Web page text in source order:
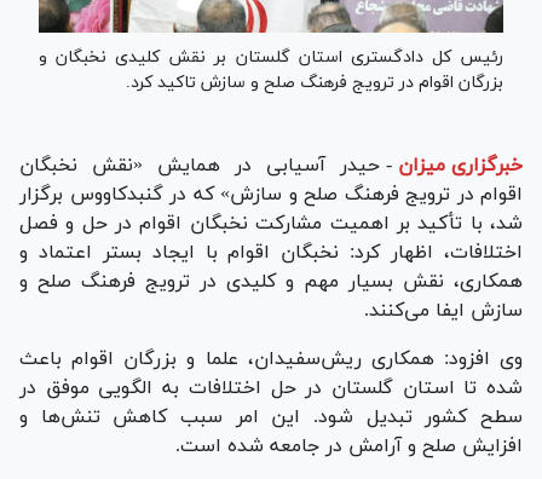
رئیس کل دادگستری استان گلستان بر نقش کلیدی نخبگان و
بزرگان اقوام در ترویج فرهنگ صلح و سازش تاکید کرد.
خبرگزاری میزان - حیدر آسیابی در همایش «نقش نخبگان
اقوام در ترویج فرهنگ صلح و سازش» که در گنبدکاووس برگزار
شد، با تأکید بر اهمیت مشارکت نخبگان اقوام در حل و فصل
اختلافات، اظهار کرد: نخبگان اقوام با ایجاد بستر اعتماد و
همکاری، نقش بسیار مهم و کلیدی در ترویج فرهنگ صلح و
سازش ایفا می‌کنند.
وی افزود: همکاری ریش‌سفیدان، علما و بزرگان اقوام باعث
شده تا استان گلستان در حل اختلافات به الگویی موفق در
سطح کشور تبدیل شود. این امر سبب کاهش تنش‌ها و
افزایش صلح و آرامش در جامعه شده است.